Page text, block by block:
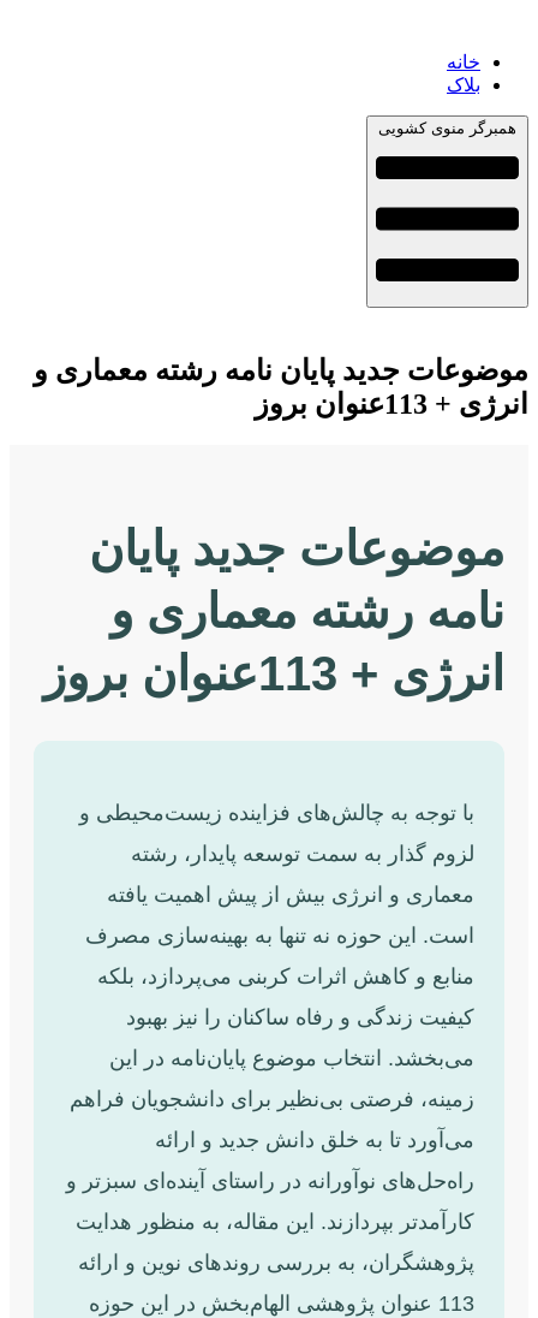
خانه
بلاک
همبرگر منوی کشویی
موضوعات جدید پایان نامه رشته معماری و
انرژی + 113عنوان بروز
موضوعات جدید پایان
نامه رشته معماری و
انرژی + 113عنوان بروز
با توجه به چالش‌های فزاینده زیست‌محیطی و
لزوم گذار به سمت توسعه پایدار، رشته
معماری و انرژی بیش از پیش اهمیت یافته
است. این حوزه نه تنها به بهینه‌سازی مصرف
منابع و کاهش اثرات کربنی می‌پردازد، بلکه
کیفیت زندگی و رفاه ساکنان را نیز بهبود
می‌بخشد. انتخاب موضوع پایان‌نامه در این
زمینه، فرصتی بی‌نظیر برای دانشجویان فراهم
می‌آورد تا به خلق دانش جدید و ارائه
راه‌حل‌های نوآورانه در راستای آینده‌ای سبزتر و
کارآمدتر بپردازند. این مقاله، به منظور هدایت
پژوهشگران، به بررسی روندهای نوین و ارائه
113 عنوان پژوهشی الهام‌بخش در این حوزه